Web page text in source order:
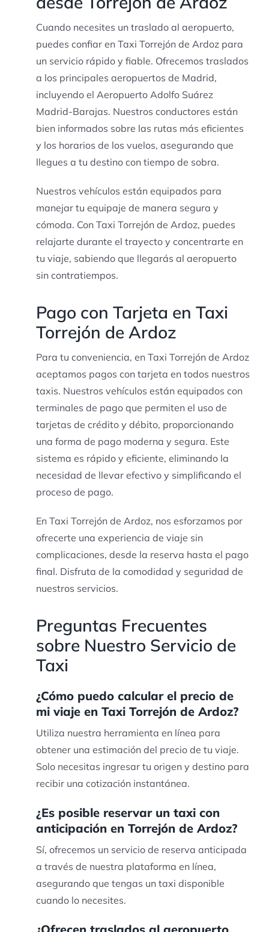
Cuando necesites un traslado al aeropuerto,
puedes confiar en Taxi Torrejón de Ardoz para
un servicio rápido y fiable. Ofrecemos traslados
a los principales aeropuertos de Madrid,
incluyendo el Aeropuerto Adolfo Suárez
Madrid-Barajas. Nuestros conductores están
bien informados sobre las rutas más eficientes
y los horarios de los vuelos, asegurando que
llegues a tu destino con tiempo de sobra.
Nuestros vehículos están equipados para
manejar tu equipaje de manera segura y
cómoda. Con Taxi Torrejón de Ardoz, puedes
relajarte durante el trayecto y concentrarte en
tu viaje, sabiendo que llegarás al aeropuerto
sin contratiempos.
Pago con Tarjeta en Taxi
Torrejón de Ardoz
Para tu conveniencia, en Taxi Torrejón de Ardoz
aceptamos pagos con tarjeta en todos nuestros
taxis. Nuestros vehículos están equipados con
terminales de pago que permiten el uso de
tarjetas de crédito y débito, proporcionando
una forma de pago moderna y segura. Este
sistema es rápido y eficiente, eliminando la
necesidad de llevar efectivo y simplificando el
proceso de pago.
En Taxi Torrejón de Ardoz, nos esforzamos por
ofrecerte una experiencia de viaje sin
complicaciones, desde la reserva hasta el pago
final. Disfruta de la comodidad y seguridad de
nuestros servicios.
Preguntas Frecuentes
sobre Nuestro Servicio de
Taxi
¿Cómo puedo calcular el precio de
mi viaje en Taxi Torrejón de Ardoz?
Utiliza nuestra herramienta en línea para
obtener una estimación del precio de tu viaje.
Solo necesitas ingresar tu origen y destino para
recibir una cotización instantánea.
¿Es posible reservar un taxi con
anticipación en Torrejón de Ardoz?
Sí, ofrecemos un servicio de reserva anticipada
a través de nuestra plataforma en línea,
asegurando que tengas un taxi disponible
cuando lo necesites.